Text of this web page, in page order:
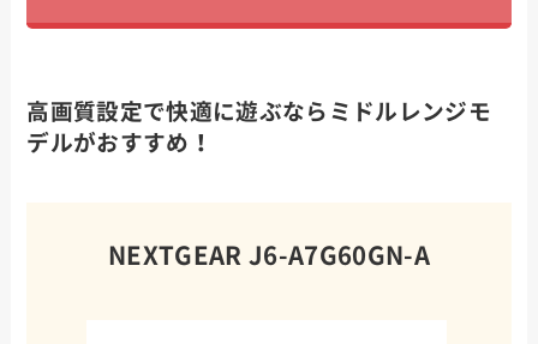
高画質設定で快適に遊ぶならミドルレンジモ
デルがおすすめ！
NEXTGEAR J6-A7G60GN-A